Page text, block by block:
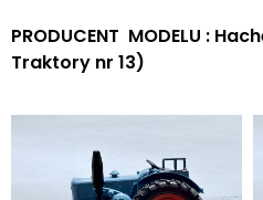
PRODUCENT MODELU :
Traktory nr 13)